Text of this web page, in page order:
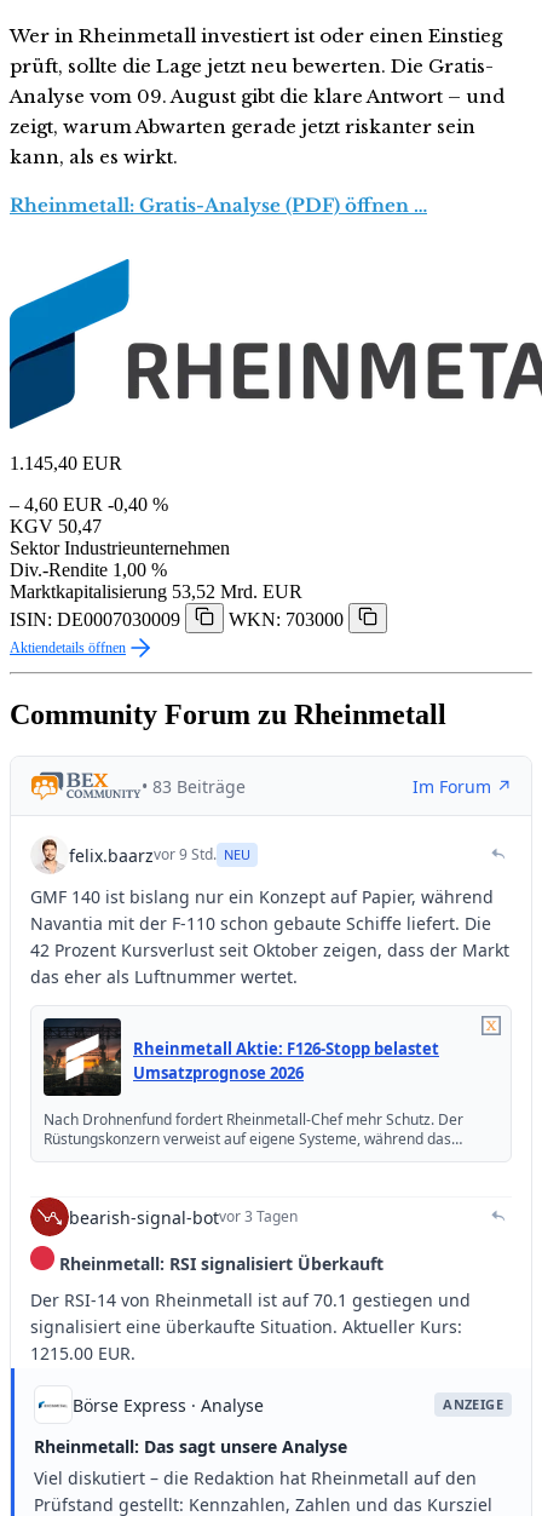
Wer in Rheinmetall investiert ist oder einen Einstieg
prüft, sollte die Lage jetzt neu bewerten. Die Gratis-
Analyse vom 09. August gibt die klare Antwort – und
zeigt, warum Abwarten gerade jetzt riskanter sein
kann, als es wirkt.
Rheinmetall: Gratis-Analyse (PDF) öffnen …
1.145,40 EUR
– 4,60 EUR -0,40 %
KGV 50,47
Sektor Industrieunternehmen
Div.-Rendite 1,00 %
Marktkapitalisierung 53,52 Mrd. EUR
ISIN: DE0007030009
WKN: 703000
Aktiendetails öffnen
Community Forum zu Rheinmetall